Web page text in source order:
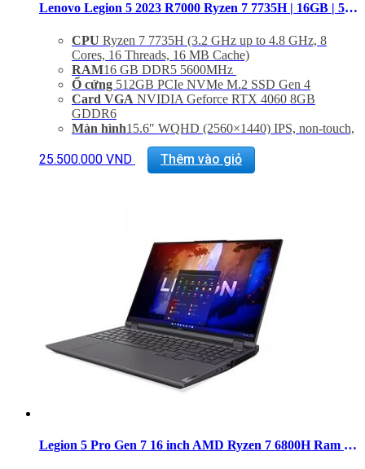
Lenovo Legion 5 2023 R7000 Ryzen 7 7735H | 16GB | 512GB | RTX 4060 8GB |15.6” 2K+ 165Hz
CPU Ryzen 7 7735H (3.2 GHz up to 4.8 GHz, 8
Cores, 16 Threads, 16 MB Cache)
RAM16 GB DDR5 5600MHz
Ổ cứng 512GB PCIe NVMe M.2 SSD Gen 4
Card VGA NVIDIA Geforce RTX 4060 8GB
GDDR6
Màn hình15.6″ WQHD (2560×1440) IPS, non-touch,
AMD FreeSync Premium, NVidia G-Sync, DC
25.500.000 VND Thêm vào giỏ
Legion 5 Pro Gen 7 16 inch AMD Ryzen 7 6800H Ram 16GB SSD 512GB RTX 3050 Windows 11